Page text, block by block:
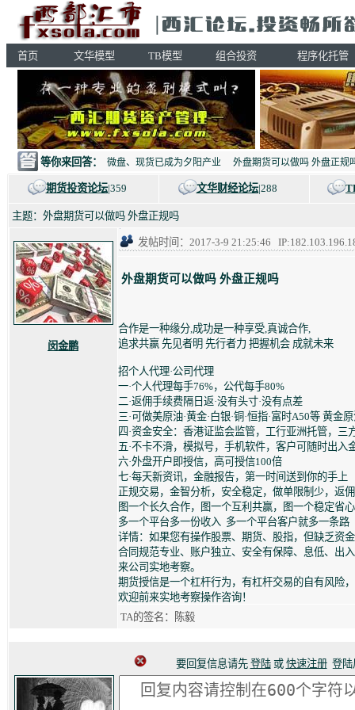
首页 文华模型 TB模型 组合投资 程序化托管
等你来回答： 微盘、现货已成为夕阳产业 外盘期货可以做吗 外盘正规
期货投资论坛|359 文华财经论坛|288
主题：外盘期货可以做吗 外盘正规吗
闵金鹏
发帖时间：2017-3-9 21:25:46
外盘期货可以做吗 外盘正规吗
合作是一种缘分,成功是一种享受,真诚合作,
追求共赢 先见者明 先行者力 把握机会 成就未来
招个人代理·公司代理
一·个人代理每手76%，公代每手80%
二·返佣手续费隔日返·没有头寸·没有点差
三·可做美原油·黄金·白银·铜·恒指·富时A50等 黄金
四·资金安全：香港证监会监管，工行亚洲托管，三
五·不卡不滑，模拟号，手机软件，客户可随时出入
六·外盘开户即授信，高可授信100倍
七·每天新资讯，金融报告，第一时间送到你的手上
正规交易，金智分析，安全稳定，做单限制少，返
图一个长久合作，图一个互利共赢，图一个稳定省
多一个平台多一份收入 多一个平台客户就多一条路
详情：如果您有操作股票、期货、股指，但缺乏资
合同规范专业、账户独立、安全有保障、息低、出
来公司实地考察。
期货授信是一个杠杆行为，有杠杆交易的自有风险
欢迎前来实地考察操作咨询！
TA的签名：陈毅
要回复信息请先 登陆或 快速注册登陆